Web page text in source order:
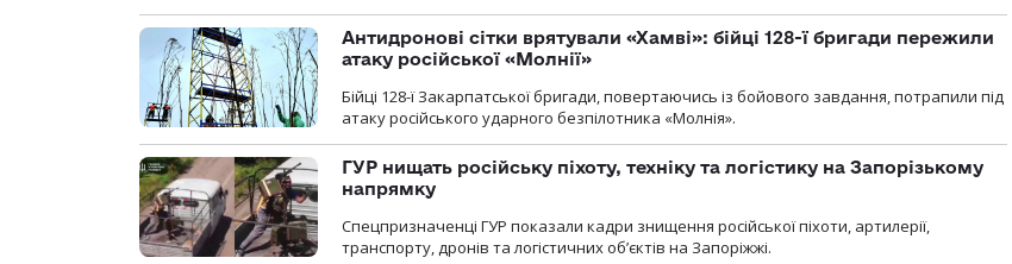
Антидронові сітки врятували «Хамві»: бійці 128-ї бригади пережили
атаку російської «Молнії»
Бійці 128-ї Закарпатської бригади, повертаючись із бойового завдання, потрапили під
атаку російського ударного безпілотника «Молнія».
ГУР нищать російську піхоту, техніку та логістику на Запорізькому
напрямку
Спецпризначенці ГУР показали кадри знищення російської піхоти, артилерії,
транспорту, дронів та логістичних об’єктів на Запоріжжі.